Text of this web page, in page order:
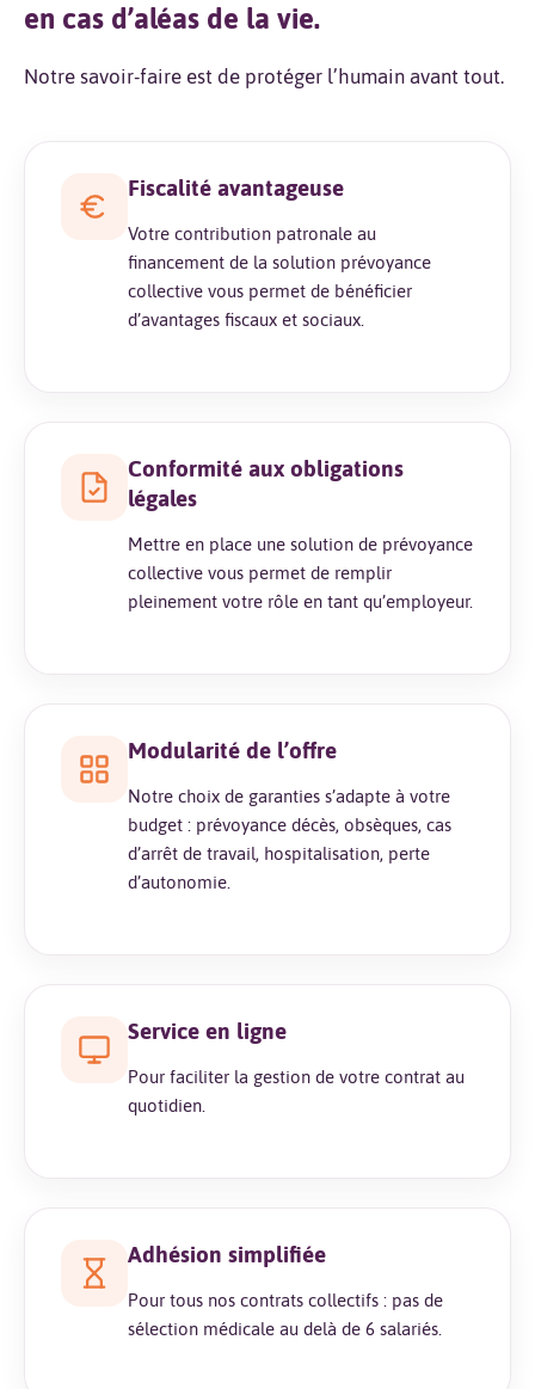
en cas d’aléas de la vie.
Notre savoir-faire est de protéger l’humain avant tout.
Fiscalité avantageuse
Votre contribution patronale au
financement de la solution prévoyance
collective vous permet de bénéficier
d’avantages fiscaux et sociaux.
Conformité aux obligations
légales
Mettre en place une solution de prévoyance
collective vous permet de remplir
pleinement votre rôle en tant qu’employeur.
Modularité de l’offre
Notre choix de garanties s’adapte à votre
budget : prévoyance décès, obsèques, cas
d’arrêt de travail, hospitalisation, perte
d’autonomie.
Service en ligne
Pour faciliter la gestion de votre contrat au
quotidien.
Adhésion simplifiée
Pour tous nos contrats collectifs : pas de
sélection médicale au delà de 6 salariés.